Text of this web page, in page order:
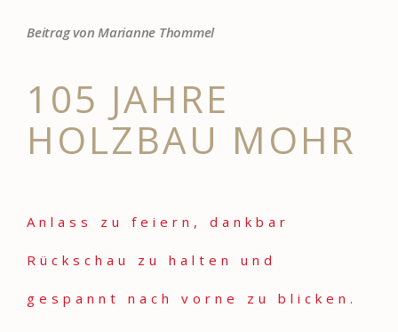
Beitrag von Marianne Thommel
105 JAHRE
HOLZBAU MOHR
Anlass zu feiern, dankbar
Rückschau zu halten und
gespannt nach vorne zu blicken.